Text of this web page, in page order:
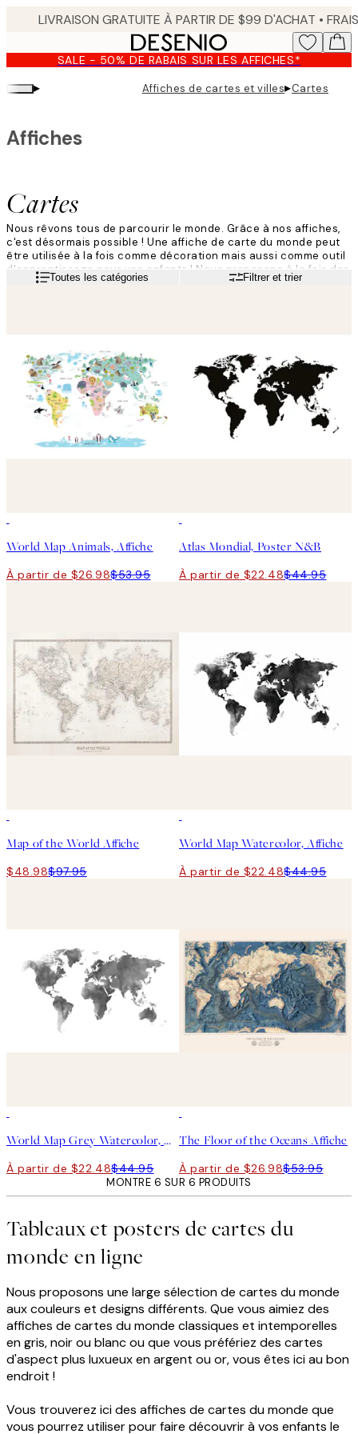
content.SALE - 50% DE RABAIS SUR LES AFFICHES*
▸ Affiches de cartes et villes▸Cartes
Cartes
Affiches
Nous rêvons tous de parcourir le monde. Grâce à nos affiches,
c'est désormais possible ! Une affiche de carte du monde peut
être utilisée à la fois comme décoration mais aussi comme outil
d'apprentissage pour vos enfants ! Nous proposons à la fois des
affiches de cartes du monde au style classique et des affiches
Lire la suiteToutes les catégories Filtrer et trier
World Map Animals, Affiche
À partir de $26.98$53.95
Atlas Mondial, Poster N&B
À partir de $22.48$44.95
Map of the World Affiche
$48.98$97.95
World Map Watercolor, Affiche
À partir de $22.48$44.95
World Map Grey Watercolor, Affiche
À partir de $22.48$44.95
The Floor of the Oceans Affiche
À partir de $26.98$53.95
MONTRE 6 SUR 6 PRODUITS
Tableaux et posters de cartes du
monde en ligne
Nous proposons une large sélection de cartes du monde
aux couleurs et designs différents. Que vous aimiez des
affiches de cartes du monde classiques et intemporelles
en gris, noir ou blanc ou que vous préfériez des cartes
d'aspect plus luxueux en argent ou or, vous êtes ici au bon
endroit !
Vous trouverez ici des affiches de cartes du monde que
vous pourrez utiliser pour faire découvrir à vos enfants le